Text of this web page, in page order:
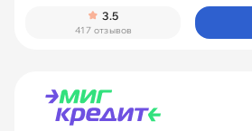
3.5
417 отзывов